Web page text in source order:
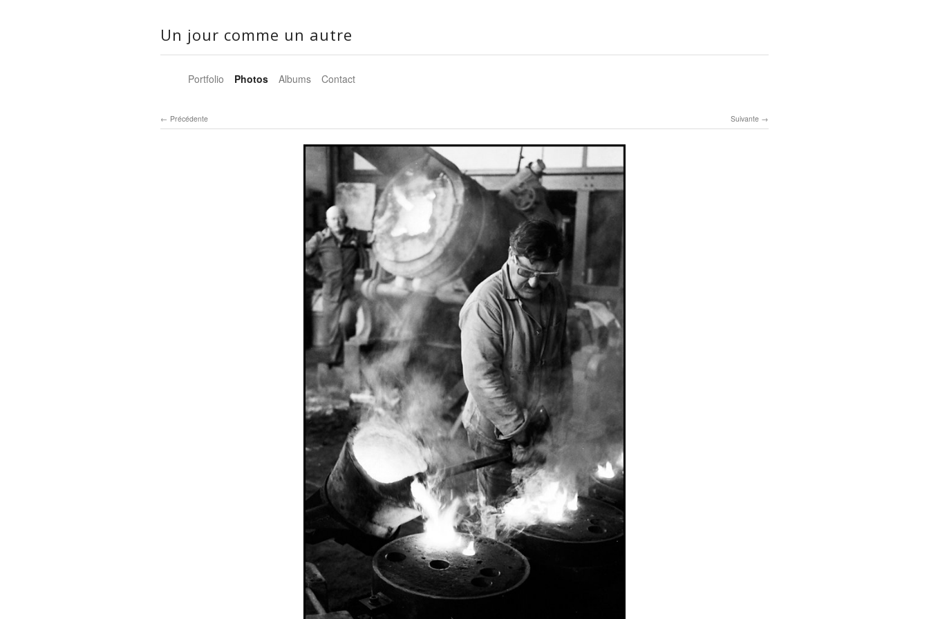
Un jour comme un autre
Portfolio Photos Albums Contact
Suivante
Précédente